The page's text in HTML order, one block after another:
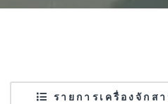
รายการเครื่องจักส